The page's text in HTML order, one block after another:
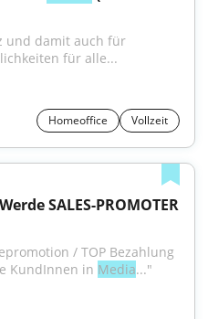
und damit auch für
für alle...
Homeoffice Vollzeit
SALES-PROMOTER
/ TOP Bezahlung
KundInnen in Media..."